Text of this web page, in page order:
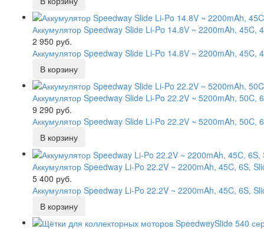
Аккумулятор Speedway Slide Li-Po 14.8V ~ 2200mAh,
2 950 руб.
Аккумулятор Speedway Slide Li-Po 14.8V ~ 2200mAh,
Аккумулятор Speedway Slide Li-Po 22.2V ~ 5200mAh,
9 290 руб.
Аккумулятор Speedway Slide Li-Po 22.2V ~ 5200mAh,
Аккумулятор Speedway Li-Po 22.2V ~ 2200mAh, 45C, 6S,
5 400 руб.
Аккумулятор Speedway Li-Po 22.2V ~ 2200mAh, 45C, 6S,